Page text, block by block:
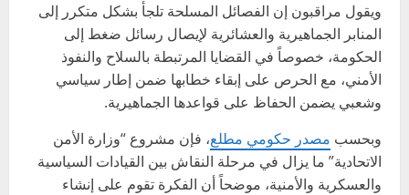
ويقول مراقبون إن الفصائل المسلحة تلجأ بشكل متكرر إلى
المنابر الجماهيرية والعشائرية لإيصال رسائل ضغط إلى
الحكومة، خصوصاً في القضايا المرتبطة بالسلاح والنفوذ
الأمني، مع الحرص على إبقاء خطابها ضمن إطار سياسي
وشعبي يضمن الحفاظ على قواعدها الجماهيرية.
وبحسب مصدر حكومي مطلع، فإن مشروع “وزارة الأمن
الاتحادية” ما يزال في مرحلة النقاش بين القيادات السياسية
والعسكرية والأمنية، موضحاً أن الفكرة تقوم على إنشاء